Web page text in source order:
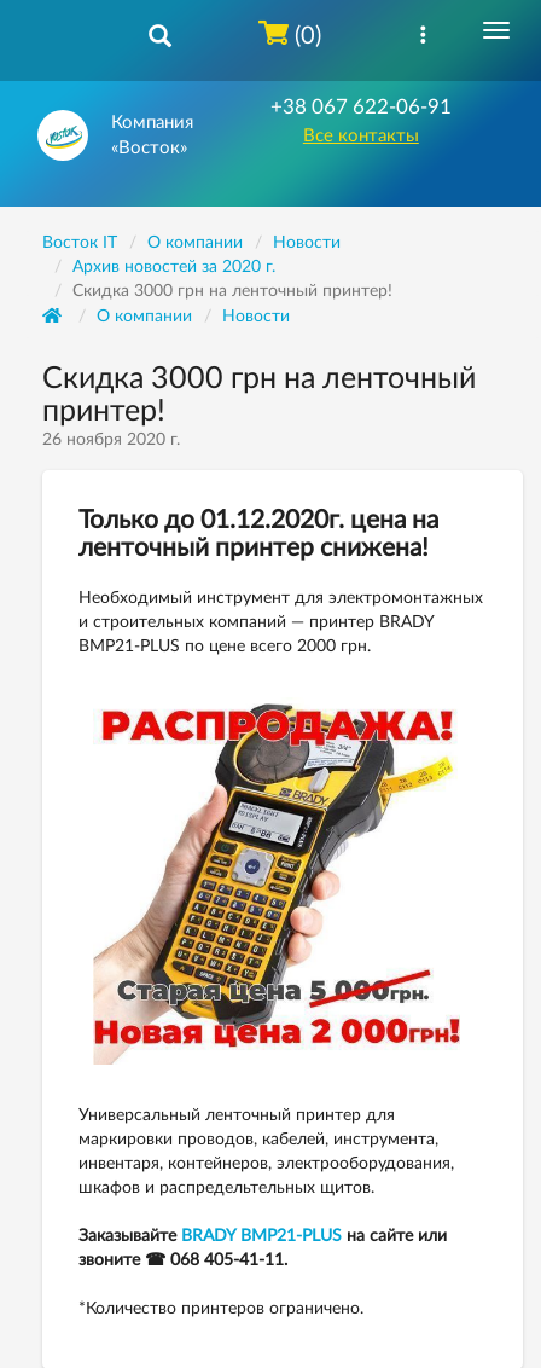
Компания
«Восток»
+38 067 622-06-91
Все контакты
(0)
Восток IT О компании
Новости
Архив новостей за 2020 г.
Скидка 3000 грн на ленточный принтер!
О компании
Новости
Скидка 3000 грн на ленточный
принтер!
26 ноября 2020 г.
Только до 01.12.2020г. цена на
ленточный принтер снижена!
Необходимый инструмент для электромонтажных
и строительных компаний — принтер BRADY
BMP21-PLUS по цене всего 2000 грн.
Универсальный ленточный принтер для
маркировки проводов, кабелей, инструмента,
инвентаря, контейнеров, электрооборудования,
шкафов и распредельтельных щитов.
Заказывайте BRADY BMP21-PLUS на сайте или
звоните ☎ 068 405-41-11.
*Количество принтеров ограничено.